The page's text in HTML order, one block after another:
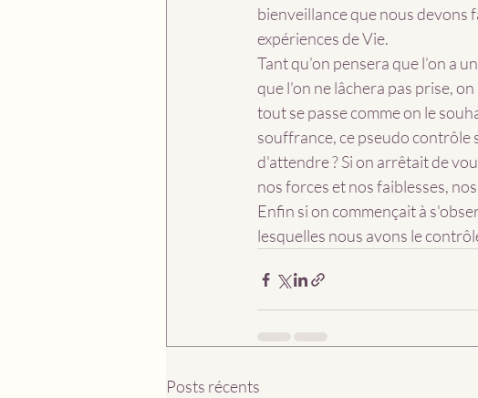
bienveillance que nous devons
expériences de Vie.
Tant qu’on pensera que l’on a
que l'on ne lâchera pas prise,
tout se passe comme on le
souffrance, ce pseudo contrôle
d'attendre ? Si on arrêtait de
nos forces et nos faiblesses,
Enfin si on commençait à
lesquelles nous avons le
Posts récents